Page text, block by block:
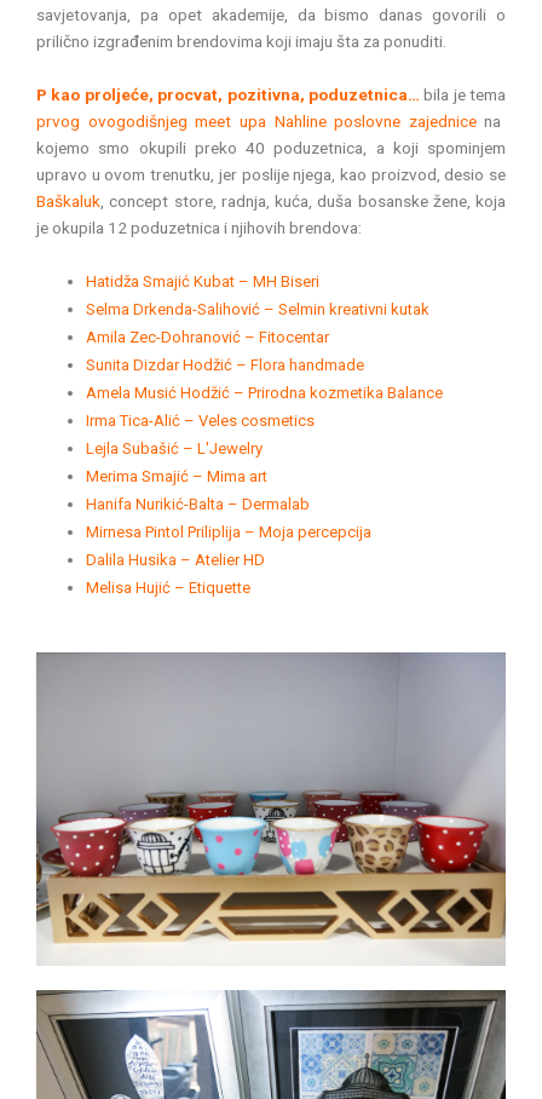
savjetovanja, pa opet akademije, da bismo danas govorili o
prilično izgrađenim brendovima koji imaju šta za ponuditi.
P kao proljeće, procvat, pozitivna, poduzetnica… bila je tema
prvog ovogodišnjeg meet upa Nahline poslovne zajednicena
kojemo smo okupili preko 40 poduzetnica, a koji spominjem
upravo u ovom trenutku, jer poslije njega, kao proizvod, desio se
Baškaluk , concept store, radnja, kuća, duša bosanske žene, koja
je okupila 12 poduzetnica i njihovih brendova:
Hatidža Smajić Kubat – MH Biseri
Selma Drkenda-Salihović – Selmin kreativni kutak
Amila Zec-Dohranović – Fitocentar
Sunita Dizdar Hodžić – Flora handmade
Amela Musić Hodžić – Prirodna kozmetika Balance
Irma Tica-Alić – Veles cosmetics
Lejla Subašić – L'Jewelry
Merima Smajić – Mima art
Hanifa Nurikić-Balta – Dermalab
Mirnesa Pintol Priliplija – Moja percepcija
Dalila Husika – Atelier HD
Melisa Hujić – Etiquette